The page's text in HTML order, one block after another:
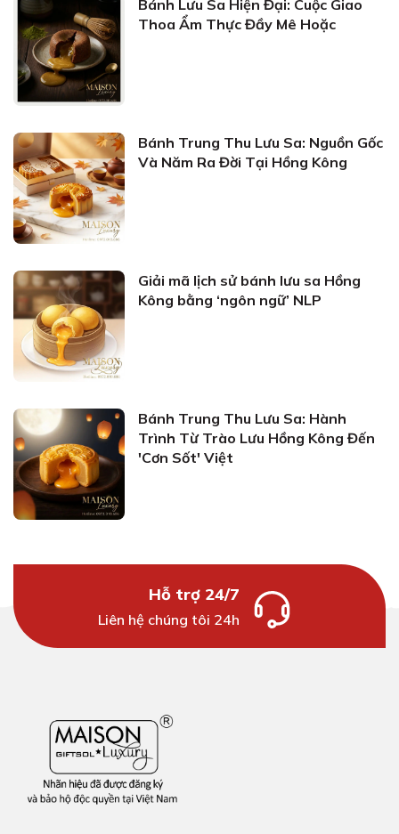
Bánh Lưu Sa Hiện Đại: Cuộc Giao
Thoa Ẩm Thực Đầy Mê Hoặc
Bánh Trung Thu Lưu Sa: Nguồn Gốc
Và Năm Ra Đời Tại Hồng Kông
Giải mã lịch sử bánh lưu sa Hồng
Kông bằng ‘ngôn ngữ’ NLP
Bánh Trung Thu Lưu Sa: Hành
Trình Từ Trào Lưu Hồng Kông Đến
'Cơn Sốt' Việt
Hỗ trợ 24/7
Liên hệ chúng tôi 24h